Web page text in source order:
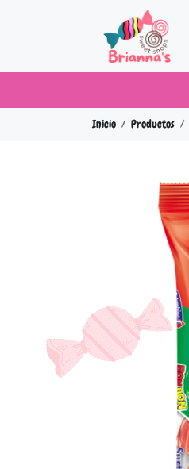
Inicio Productos